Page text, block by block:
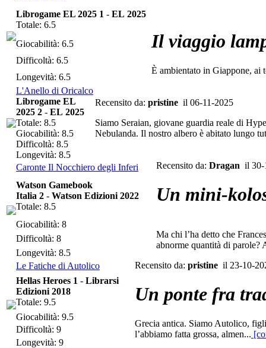
Il viaggio
È ambientato in Giappone, ai
Librogame EL 2025 1 - EL 2025
Totale: 6.5
Giocabilità: 6.5
Difficoltà: 6.5
Longevità: 6.5
L'Anello di Oricalco
Recensito da: pristine il 06-11-2025
Siamo Seraian, giovane guardia reale di
Nebulanda. Il nostro albero è abitato lungo
Librogame EL
2025 2 - EL 2025
Totale: 8.5
Giocabilità: 8.5
Difficoltà: 8.5
Longevità: 8.5
Caronte Il Nocchiero degli Inferi
Recensito da: Dragan il 30-
Un mini-
Ma chi l’ha detto che
abnorme quantità di parole?
Watson Gamebook
Italia 2 - Watson Edizioni 2022
Totale: 8.5
Giocabilità: 8
Difficoltà: 8
Longevità: 8.5
Le Fatiche di Autolico
Recensito da: pristine il 23-10-
Un ponte fra
Grecia antica. Siamo Autolico,
l’abbiamo fatta grossa, almen...
Hellas Heroes 1 - Librarsi
Edizioni 2018
Totale: 9.5
Giocabilità: 9.5
Difficoltà: 9
Longevità: 9